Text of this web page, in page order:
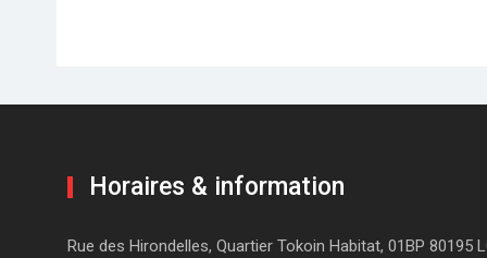
Horaires & information
Rue des Hirondelles, Quartier Tokoin Habitat, 01BP 80195